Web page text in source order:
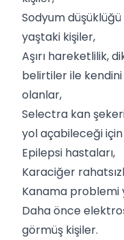
Sodyum
yaştaki kişiler,
Aşırı hareketlilik,
belirtiler ile
olanlar,
Selectra kan
yol açabileceği
Epilepsi hastaları,
Karaciğer
Kanama problemi
Daha önce
görmüş kişiler.